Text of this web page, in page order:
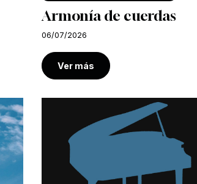
Armonía de cuerdas
06/07/2026
Ver más